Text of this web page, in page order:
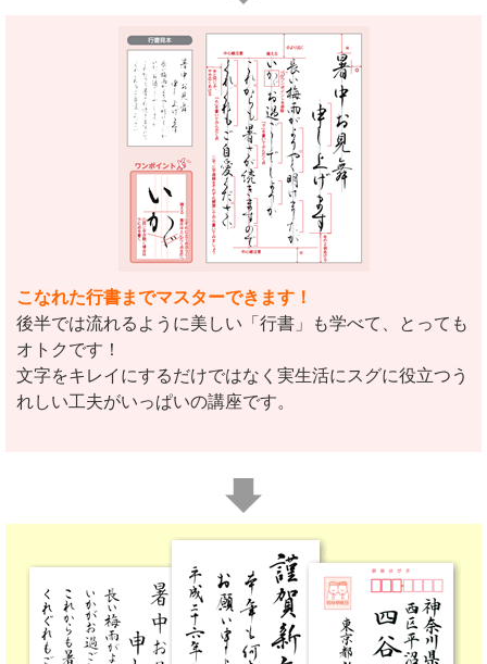
こなれた行書までマスターできます！
後半では流れるように美しい「行書」も学べて、とっても
オトクです！
文字をキレイにするだけではなく実生活にスグに役立つう
れしい工夫がいっぱいの講座です。